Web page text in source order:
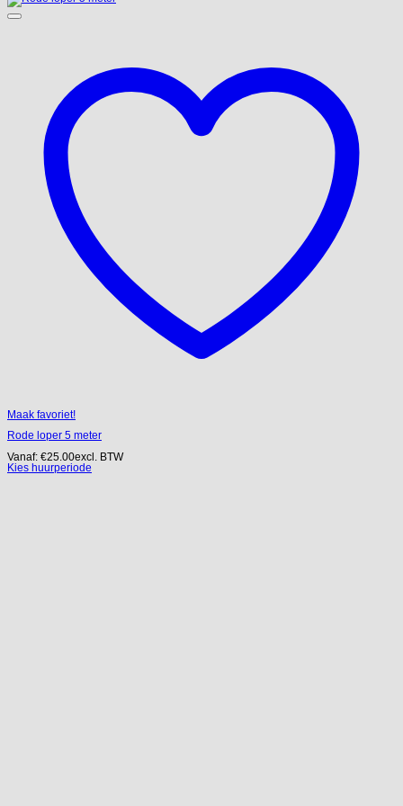
Maak favoriet!
Rode loper 5 meter
Vanaf: €25.00excl. BTW
Kies huurperiode